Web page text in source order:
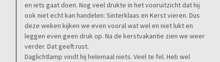
en iets gaat doen. Nog veel drukte in het vooruitzicht dat hij
ook niet echt kan handelen: Sinterklaas en Kerst vieren. Dus
deze weken kijken we even vooral wat wel en niet lukt en
leggen even geen druk op. Na de kerstvakantie zien we weer
verder. Dat geeft rust.
Daglichtlamp vindt hij helemaal niets. Veel te fel. Heb wel